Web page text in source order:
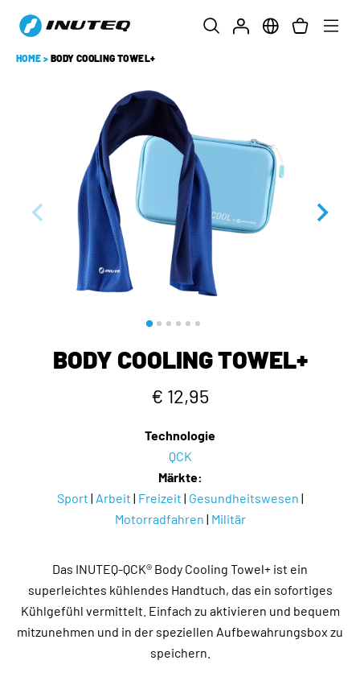
HOME > BODY COOLING TOWEL+
BODY COOLING TOWEL+
€ 12,95
Technologie
QCK
Märkte:
Sport | Arbeit | Freizeit | Gesundheitswesen |
Motorradfahren | Militär
Das INUTEQ-QCK® Body Cooling Towel+ ist ein
superleichtes kühlendes Handtuch, das ein sofortiges
Kühlgefühl vermittelt. Einfach zu aktivieren und bequem
mitzunehmen und in der speziellen Aufbewahrungsbox zu
speichern.